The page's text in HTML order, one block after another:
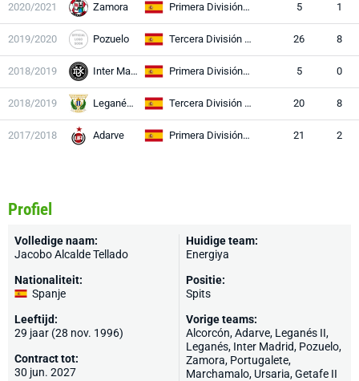
2020/2021 Zamora Primera División RFEF 5 1
2019/2020 Pozuelo Tercera División RFEF 26 8
2018/2019 Inter Madrid Primera División RFEF 5 0
2018/2019 Leganés II Tercera División RFEF 20 8
2017/2018 Adarve Primera División RFEF 21 2
Profiel
Volledige naam:
Jacobo Alcalde Tellado
Nationaliteit:
Spanje
Leeftijd:
29 jaar (28 nov. 1996)
Contract tot:
30 jun. 2027
Huidige team:
Energiya
Positie:
Spits
Vorige teams:
Alcorcón,Adarve, Leganés II,
Leganés, Inter Madrid, Pozuelo,
Zamora, Portugalete,
Marchamalo, Ursaria, Getafe II